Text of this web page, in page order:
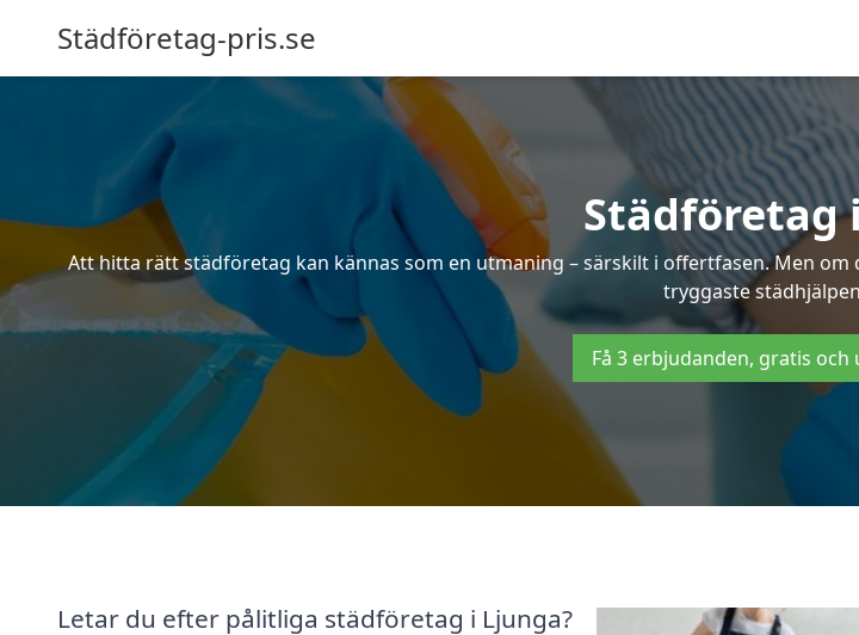
Städföretag-pris.se
Städföretag
Att hitta rätt städföretag kan kännas som en utmaning – särskilt i offertfasen. Men
tryggaste
Få 3 erbjudanden, gratis
Letar du efter pålitliga städföretag i Ljunga?